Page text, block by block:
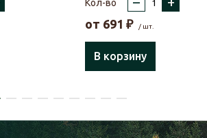
Кол-во
от 691 ₽ / шт.
В корзину